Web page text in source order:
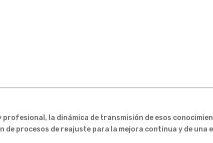
la dinámica de transmisión de esos
procesos de reajuste para la mejora continua y de una